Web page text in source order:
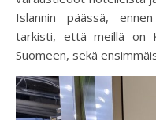
Islannin päässä,
tarkisti, että meillä on
Suomeen, sekä